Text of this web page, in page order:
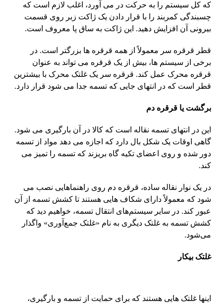
که کل سیستم را به حرکت در می آورد، اغلب لازم است که
چسبندگی کمربند را با قرار دادن یک ژاکت زبر روی قسمت
بیرونی آن افزایش دهید. این ژاکت به ساق پا معروف است.
قطر قرقره سر معمولاً از همه قرقره ها بزرگتر است. در
برخی از سیستم ها، بیش از یک قرقره می تواند به عنوان
قرقره محرک عمل کند. قرقره سر یک غلتک محرک با بیشترین
قطر است که در انتهای جایی که تسمه جدا می شود قرار دارد.
برگشت یا قرقره دم
این در انتهای تسمه نقاله است که کالا در آن بارگیری می شود.
گاهی اوقات یک شکل بال دارد که اجازه می دهد مواد از تسمه
دور شده و روی اعضای تکیه گاه بریزند که تسمه را تمیز می
کند.
در یک نوار نقاله ساده، قرقره دم روی راهنماهایی نصب می
شود که معمولاً دارای شکاف هایی هستند تا کشش تسمه از آن
عبور کند. در سایر سیستم‌های انتقال تسمه، خواهیم دید که
کشش تسمه به غلتک دیگری به نام «غلتک جمع‌آوری» واگذار
می‌شود.
غلتک بیکار
اینها غلتک هایی هستند که برای حمایت از تسمه و بارگیری،